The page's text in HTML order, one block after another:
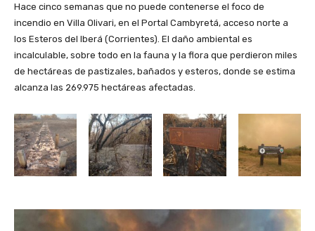
Hace cinco semanas que no puede contenerse el foco de
incendio en Villa Olivari, en el Portal Cambyretá, acceso norte a
los Esteros del Iberá (Corrientes). El daño ambiental es
incalculable, sobre todo en la fauna y la flora que perdieron miles
de hectáreas de pastizales, bañados y esteros, donde se estima
alcanza las 269.975 hectáreas afectadas.